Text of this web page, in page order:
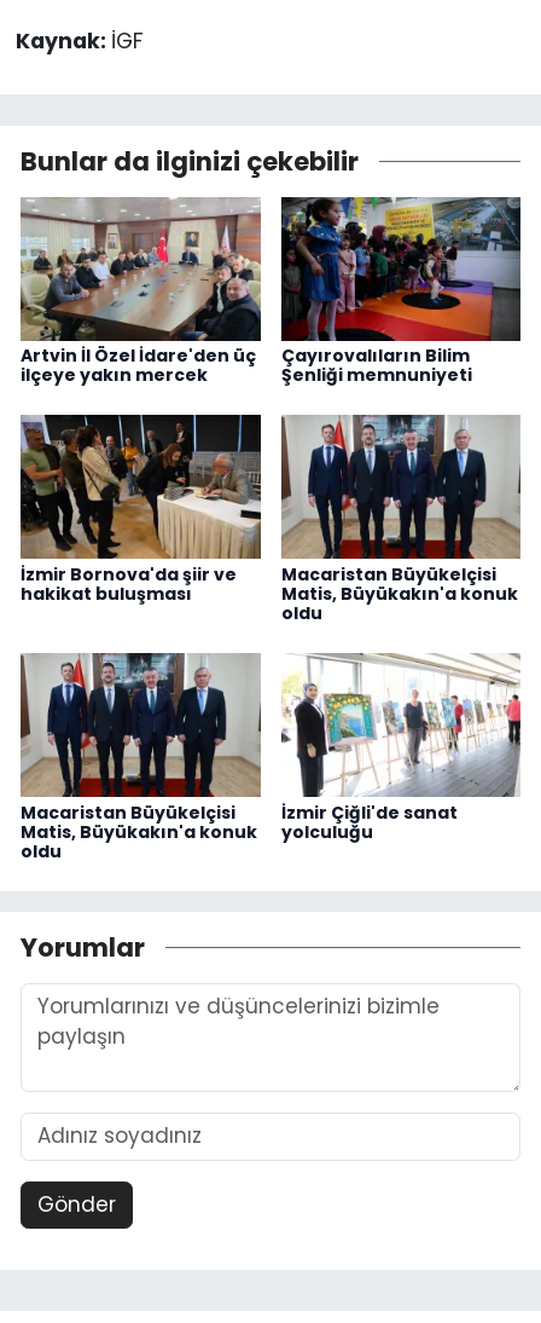
Kaynak: İGF
Bunlar da ilginizi çekebilir
Artvin İl Özel İdare'den üç
ilçeye yakın mercek
Çayırovalıların Bilim
Şenliği memnuniyeti
İzmir Bornova'da şiir ve
hakikat buluşması
Macaristan Büyükelçisi
Matis, Büyükakın'a konuk
oldu
Macaristan Büyükelçisi
Matis, Büyükakın'a konuk
oldu
İzmir Çiğli'de sanat
yolculuğu
Yorumlar
Gönder